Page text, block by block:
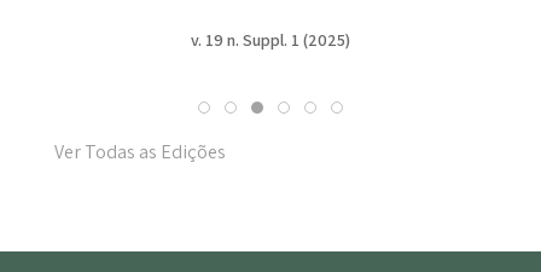
v. 19 n. Suppl. 1 (2025)
Ver Todas as Edições